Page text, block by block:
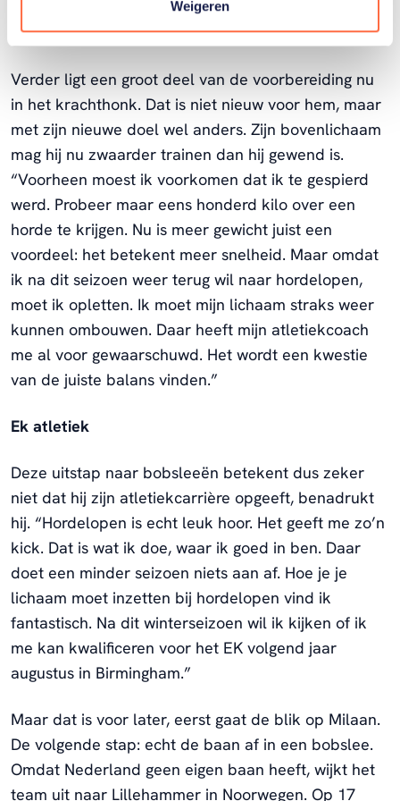
Weigeren
Dat hebben we al geoefend, en is een van de
lastigste dingen.”
Verder ligt een groot deel van de voorbereiding nu
in het krachthonk. Dat is niet nieuw voor hem, maar
met zijn nieuwe doel wel anders. Zijn bovenlichaam
mag hij nu zwaarder trainen dan hij gewend is.
“Voorheen moest ik voorkomen dat ik te gespierd
werd. Probeer maar eens honderd kilo over een
horde te krijgen. Nu is meer gewicht juist een
voordeel: het betekent meer snelheid. Maar omdat
ik na dit seizoen weer terug wil naar hordelopen,
moet ik opletten. Ik moet mijn lichaam straks weer
kunnen ombouwen. Daar heeft mijn atletiekcoach
me al voor gewaarschuwd. Het wordt een kwestie
van de juiste balans vinden.”
Ek atletiek
Deze uitstap naar bobsleeën betekent dus zeker
niet dat hij zijn atletiekcarrière opgeeft, benadrukt
hij. “Hordelopen is echt leuk hoor. Het geeft me zo’n
kick. Dat is wat ik doe, waar ik goed in ben. Daar
doet een minder seizoen niets aan af. Hoe je je
lichaam moet inzetten bij hordelopen vind ik
fantastisch. Na dit winterseizoen wil ik kijken of ik
me kan kwalificeren voor het EK volgend jaar
augustus in Birmingham.”
Maar dat is voor later, eerst gaat de blik op Milaan.
De volgende stap: echt de baan af in een bobslee.
Omdat Nederland geen eigen baan heeft, wijkt het
team uit naar Lillehammer in Noorwegen. Op 17